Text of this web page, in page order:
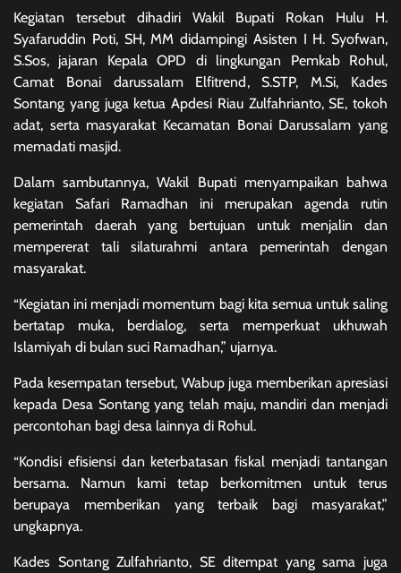
Kegiatan tersebut dihadiri Wakil Bupati Rokan Hulu H.
Syafaruddin Poti, SH, MM didampingi Asisten I H. Syofwan,
S.Sos, jajaran Kepala OPD di lingkungan Pemkab Rohul,
Camat Bonai darussalam Elfitrend, S.STP, M.Si, Kades
Sontang yang juga ketua Apdesi Riau Zulfahrianto, SE, tokoh
adat, serta masyarakat Kecamatan Bonai Darussalam yang
memadati masjid.
Dalam sambutannya, Wakil Bupati menyampaikan bahwa
kegiatan Safari Ramadhan ini merupakan agenda rutin
pemerintah daerah yang bertujuan untuk menjalin dan
mempererat tali silaturahmi antara pemerintah dengan
masyarakat.
“Kegiatan ini menjadi momentum bagi kita semua untuk saling
bertatap muka, berdialog, serta memperkuat ukhuwah
Islamiyah di bulan suci Ramadhan,” ujarnya.
Pada kesempatan tersebut, Wabup juga memberikan apresiasi
kepada Desa Sontang yang telah maju, mandiri dan menjadi
percontohan bagi desa lainnya di Rohul.
“Kondisi efisiensi dan keterbatasan fiskal menjadi tantangan
bersama. Namun kami tetap berkomitmen untuk terus
berupaya memberikan yang terbaik bagi masyarakat,”
ungkapnya.
Kades Sontang Zulfahrianto, SE ditempat yang sama juga